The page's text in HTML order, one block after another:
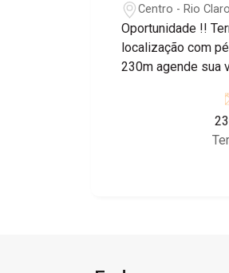
Centro - Rio
Oportunidade !! Terreno em ótima
localização com
230m agende